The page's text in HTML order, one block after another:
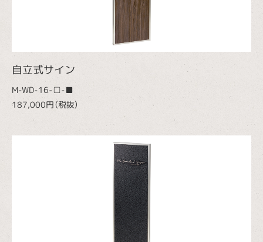
自立式サイン
M-WD-16-□-■
187,000円（税抜）